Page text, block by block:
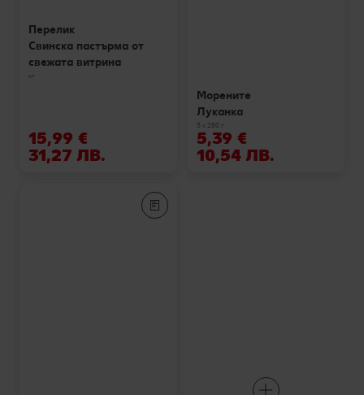
Перелик
Свинска пастърма от
свежата витрина
кг
15,99 €
31,27 ЛВ.
Морените
Луканка
3 х 250 г
5,39 €
10,54 ЛВ.